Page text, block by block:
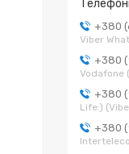
+380
Viber
+380
Vodafone
+380
Life:)
+380